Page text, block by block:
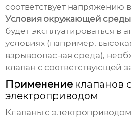
соответствует напряжению
Условия окружающей
будет эксплуатироваться в
условиях (например,
взрывоопасная среда),
клапан с соответствующей
Применение клапанов с
электроприводом
Клапаны с электроприводом